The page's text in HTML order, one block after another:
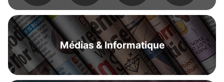
Médias & Informatique